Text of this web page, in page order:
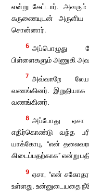
என்று கேட்டார்.
கருணையுடன்
சொன்னார்.
6 அப்பொழுது
பிள்ளைகளும் அணுகி
7 அவ்வாறே
வணங்கினர். இறுதியாக
வணங்கினர்.
8 அப்போது
எதிர்கொண்டு வந்த
யாக்கோபு, “என்
கிடைப்பதற்காக” என்று
9 ஏசா, “என்
உள்ளது. உன்னுடையதை